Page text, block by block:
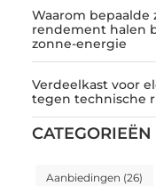
Waarom
rendement halen
zonne-energie
Verdeelkast voor
tegen technische
CATEGORIEËN
Aanbiedingen (26)